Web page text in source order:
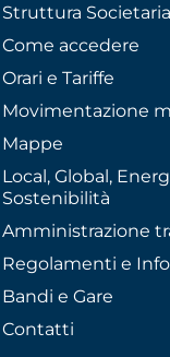
Struttura Societaria
Come accedere
Orari e Tariffe
Movimentazione
Mappe
Local, Global,
Sostenibilità
Amministrazione
Regolamenti e
Bandi e Gare
Contatti